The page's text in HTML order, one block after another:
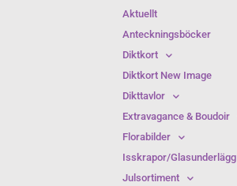
Aktuellt
Anteckningsböcker
Diktkort
Diktkort New Image
Dikttavlor
Extravagance & Boudoir
Florabilder
Isskrapor/Glasunderlägg
Julsortiment